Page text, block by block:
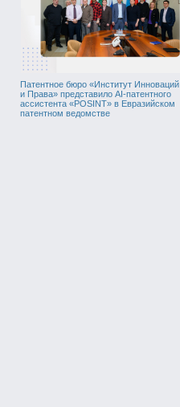
Патентное бюро «Институт Инноваций
и Права» представило AI-патентного
ассистента «POSINT» в Евразийском
патентном ведомстве